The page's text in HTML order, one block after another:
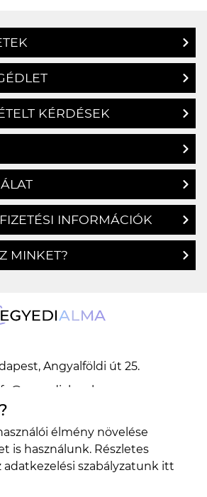
KÉRDÉSEK
INFORMÁCIÓK
MINKET?
Angyalföldi út 25.
Angyalföldi út 25.
élmény növelése
is használunk. Részletes
adatkezelési szabályzatunk itt